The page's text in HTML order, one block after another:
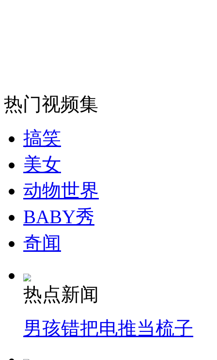
走！跟着总书记去植树
纽约上演“枕头大战”
热门视频集
搞笑
美女
动物世界
BABY秀
奇闻
热点新闻
男孩错把电推当梳子